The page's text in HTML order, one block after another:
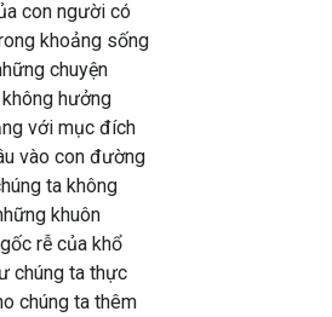
con người có
khoảng sống
chuyện
hưởng
với mục đích
vào con đường
ta không
khuôn
rễ của khổ
chúng ta thực
chúng ta thêm